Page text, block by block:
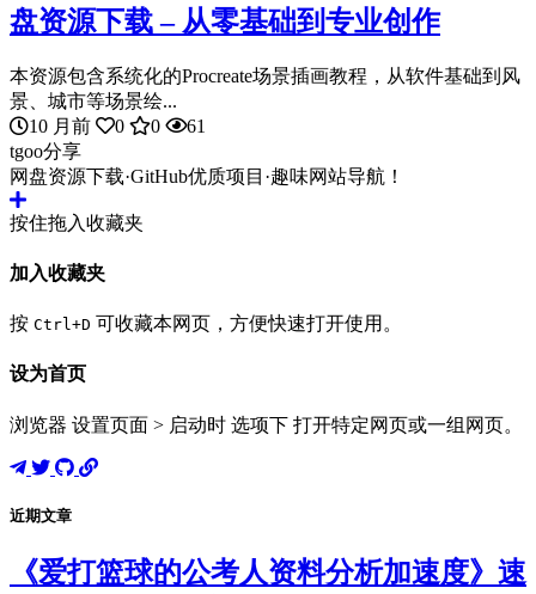
盘资源下载 – 从零基础到专业创作
本资源包含系统化的Procreate场景插画教程，从软件基础到风
景、城市等场景绘...
10 月前
0 0
61
tgoo分享
网盘资源下载·GitHub优质项目·趣味网站导航！
按住拖入收藏夹
加入收藏夹
按 Ctrl+D 可收藏本网页，方便快速打开使用。
设为首页
浏览器 设置页面 > 启动时 选项下 打开特定网页或一组网页。
近期文章
《爱打篮球的公考人资料分析加速度》速